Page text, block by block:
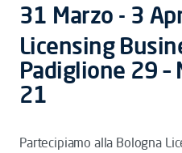
31 Marzo - 3
Licensing
Padiglione 29 –
21
Partecipiamo alla Bologna